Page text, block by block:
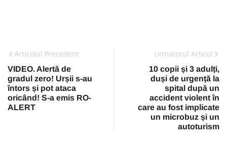
Articolul Precedent
VIDEO. Alertă de
gradul zero! Urșii s-au
întors și pot ataca
oricând! S-a emis RO-
ALERT
Urmatorul Articol
10 copii și 3 adulți,
duși de urgență la
spital după un
accident violent în
care au fost implicate
un microbuz și un
autoturism